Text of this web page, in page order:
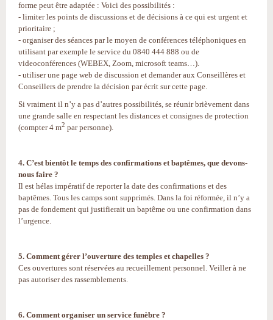
forme peut être adaptée : Voici des possibilités :
- limiter les points de discussions et de décisions à ce qui est urgent et
prioritaire ;
- organiser des séances par le moyen de conférences téléphoniques en
utilisant par exemple le service du 0840 444 888 ou de
videoconférences (WEBEX, Zoom, microsoft teams…).
- utiliser une page web de discussion et demander aux Conseillères et
Conseillers de prendre la décision par écrit sur cette page.
Si vraiment il n’y a pas d’autres possibilités, se réunir brièvement dans
une grande salle en respectant les distances et consignes de protection
(compter 4 m2 par personne).
4. C’est bientôt le temps des confirmations et baptêmes, que devons-
nous faire ?
Il est hélas impératif de reporter la date des confirmations et des
baptêmes. Tous les camps sont supprimés. Dans la foi réformée, il n’y a
pas de fondement qui justifierait un baptême ou une confirmation dans
l’urgence.
5. Comment gérer l’ouverture des temples et chapelles ?
Ces ouvertures sont réservées au recueillement personnel. Veiller à ne
pas autoriser des rassemblements.
6. Comment organiser un service funèbre ?